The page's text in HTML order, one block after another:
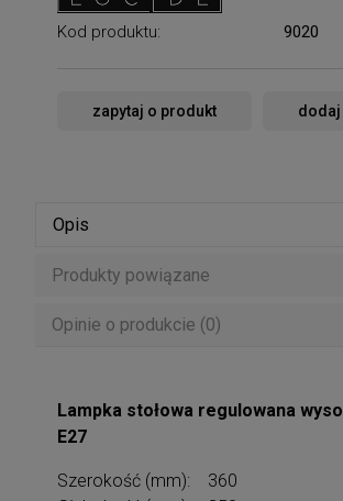
Kod produktu: 9020
zapytaj o produkt dodaj
Opis
Produkty powiązane
Opinie o produkcie (0)
Lampka stołowa regulowana
E27
Szerokość (mm): 360